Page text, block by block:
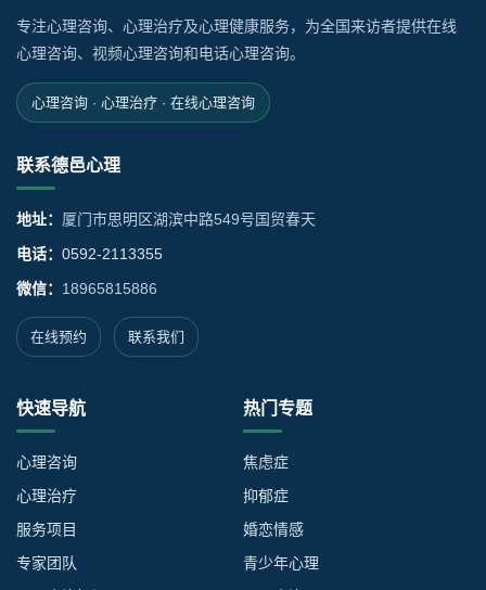
专注心理咨询、心理治疗及心理健康服务，为全国来访者提供在线
心理咨询、视频心理咨询和电话心理咨询。
心理咨询 · 心理治疗 · 在线心理咨询
联系德邑心理
地址： 厦门市思明区湖滨中路549号国贸春天
电话： 0592-2113355
微信： 18965815886
在线预约 联系我们
快速导航
心理咨询
心理治疗
服务项目
专家团队
热门专题
焦虑症
抑郁症
婚恋情感
青少年心理